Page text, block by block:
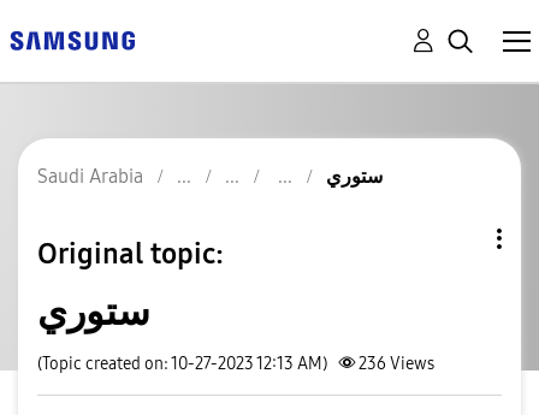
Saudi Arabia ستوري
Original topic:
ستوري
(Topic created on: 10-27-2023 12:13 AM) 236 Views